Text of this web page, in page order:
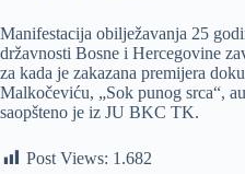
Manifestacija obilježavanja 25
državnosti Bosne i Hercegovine
za kada je zakazana premijera
Malkočeviću, „Sok punog srca“,
saopšteno je iz JU BKC TK.
Post Views: 1.682